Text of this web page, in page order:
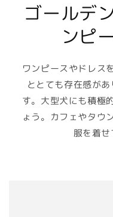
ゴールデ
ンピ
ワンピースやドレス
ととても存在感が
す。大型犬にも積極
ょう。カフェやタウ
服を着せ